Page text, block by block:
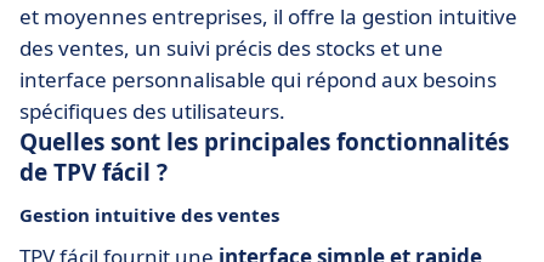
et moyennes entreprises, il offre la gestion intuitive
des ventes, un suivi précis des stocks et une
interface personnalisable qui répond aux besoins
spécifiques des utilisateurs.
Quelles sont les principales fonctionnalités
de TPV fácil ?
Gestion intuitive des ventes